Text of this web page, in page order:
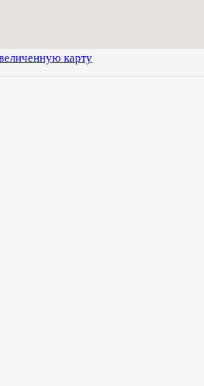
карту